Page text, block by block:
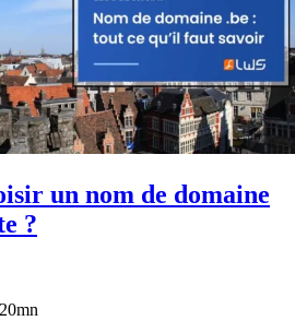
un nom de domaine
?
20mn